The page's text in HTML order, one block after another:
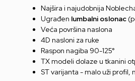
Najšira i najudobnija
Ugrađen lumbalni oslonac
Veća površina naslona
4D nasloni za ruke
Raspon nagiba 90-125°
TX modeli dolaze u tkanini
ST varijanta - malo uži profil,